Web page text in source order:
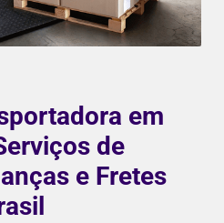
em
de
e Fretes